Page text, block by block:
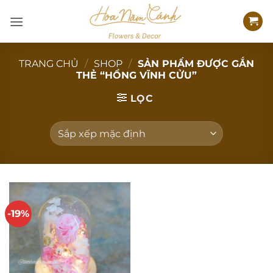
qua
TRANG CHỦ
/ SHOP / SẢN PHẨM ĐƯỢC GẮN
THẺ “HỒNG VĨNH CỬU”
LỌC
-19%